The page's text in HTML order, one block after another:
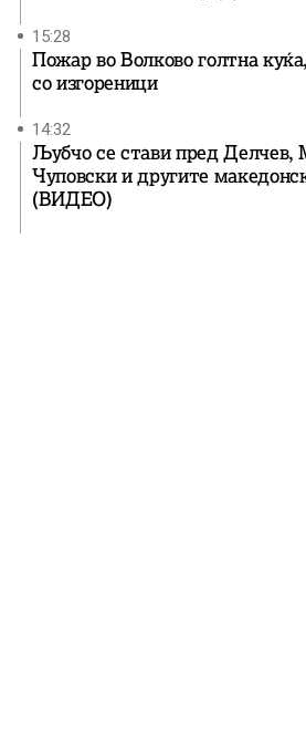
15:28
Пожар во Волково голтна
со изгореници
14:32
Љубчо се стави пред Делчев,
Чуповски и другите
(ВИДЕО)